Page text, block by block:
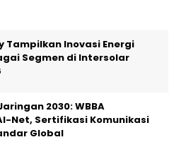
Tampilkan Inovasi Energi
Segmen di Intersolar
2030: WBBA
Net, Sertifikasi Komunikasi
Global